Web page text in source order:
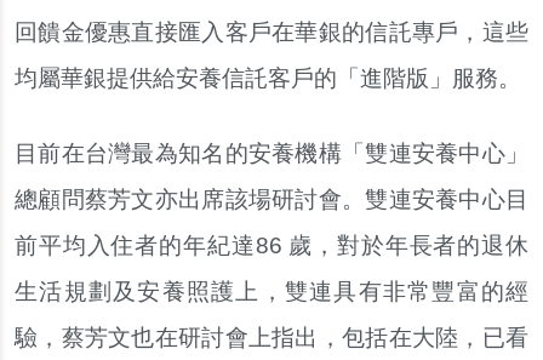
回饋金優惠直接匯入客戶在華銀的信託專戶，這些
均屬華銀提供給安養信託客戶的「進階版」服務。
目前在台灣最為知名的安養機構「雙連安養中心」
總顧問蔡芳文亦出席該場研討會。雙連安養中心目
前平均入住者的年紀達86 歲，對於年長者的退休
生活規劃及安養照護上，雙連具有非常豐富的經
驗，蔡芳文也在研討會上指出，包括在大陸，已看